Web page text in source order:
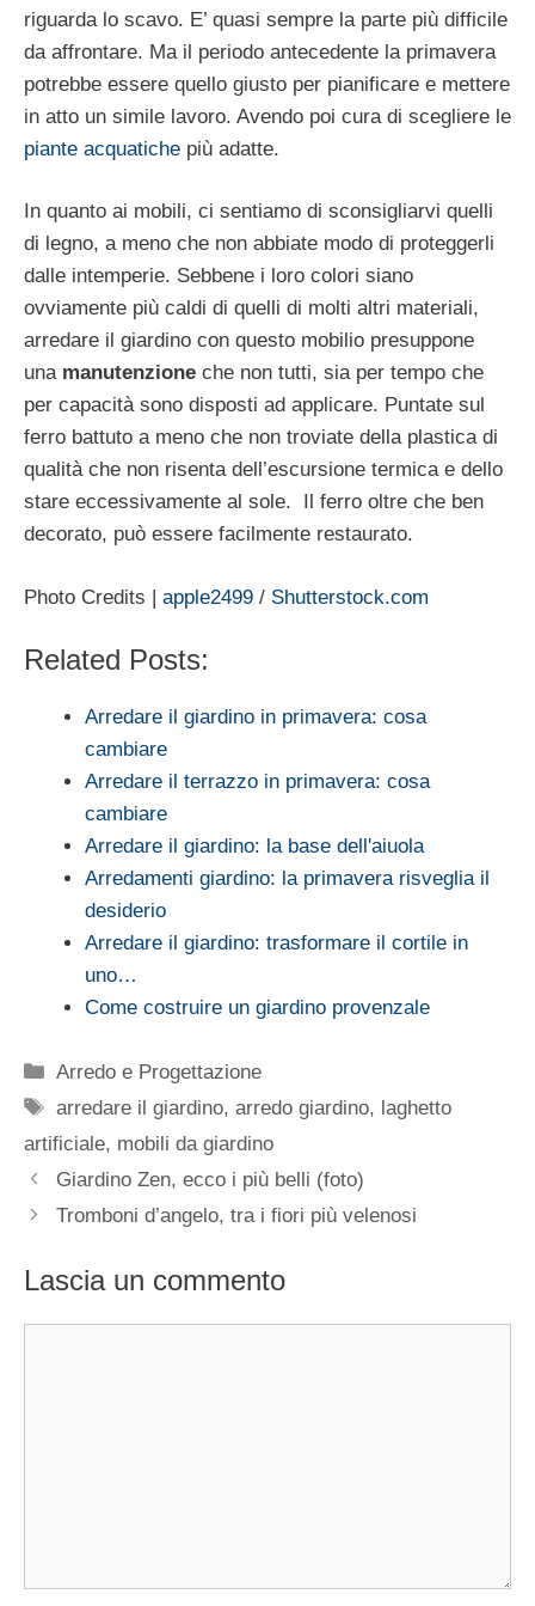
riguarda lo scavo. E’ quasi sempre la parte più difficile
da affrontare. Ma il periodo antecedente la primavera
potrebbe essere quello giusto per pianificare e mettere
in atto un simile lavoro. Avendo poi cura di scegliere le
piante acquatiche più adatte.
In quanto ai mobili, ci sentiamo di sconsigliarvi quelli
di legno, a meno che non abbiate modo di proteggerli
dalle intemperie. Sebbene i loro colori siano
ovviamente più caldi di quelli di molti altri materiali,
arredare il giardino con questo mobilio presuppone
unamanutenzione che non tutti, sia per tempo che
per capacità sono disposti ad applicare. Puntate sul
ferro battuto a meno che non troviate della plastica di
qualità che non risenta dell’escursione termica e dello
stare eccessivamente al sole. Il ferro oltre che ben
decorato, può essere facilmente restaurato.
Photo Credits | apple2499 / Shutterstock.com
Related Posts:
Arredare il giardino in primavera: cosa
cambiare
Arredare il terrazzo in primavera: cosa
cambiare
Arredare il giardino: la base dell'aiuola
Arredamenti giardino: la primavera risveglia il
desiderio
Arredare il giardino: trasformare il cortile in
uno…
Come costruire un giardino provenzale
Categorie
Arredo e Progettazione
Tag
arredare il giardino,arredo giardino, laghetto
artificiale, mobili da giardino
Giardino Zen, ecco i più belli (foto)
Tromboni d’angelo, tra i fiori più velenosi
Lascia un commento